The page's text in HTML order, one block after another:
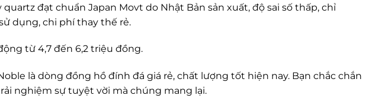
quartz đạt chuẩn Japan Movt do Nhật Bản sản xuất, độ sai số thấp, chỉ
dụng, chi phí thay thế rẻ.
từ 4,7 đến 6,2 triệu đồng.
là dòng đồng hồ đính đá giá rẻ, chất lượng tốt hiện nay. Bạn chắc chắn
nghiệm sự tuyệt vời mà chúng mang lại.